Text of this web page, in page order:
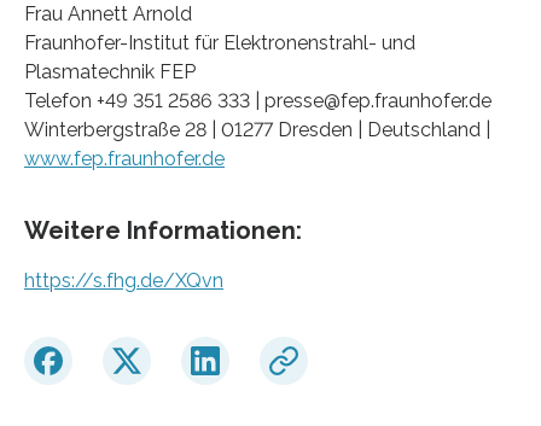
Frau Annett Arnold
Fraunhofer-Institut für Elektronenstrahl- und
Plasmatechnik FEP
Telefon +49 351 2586 333 | presse@fep.fraunhofer.de
Winterbergstraße 28 | 01277 Dresden | Deutschland |
www.fep.fraunhofer.de
Weitere Informationen:
https://s.fhg.de/XQvn